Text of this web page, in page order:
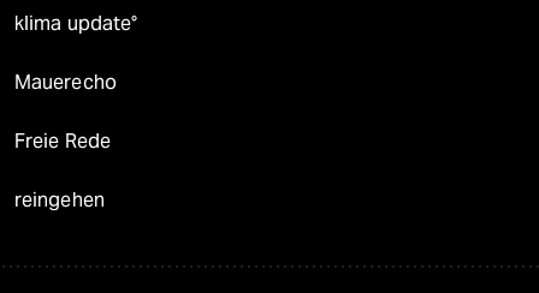
klima update°
Mauerecho
Freie Rede
reingehen